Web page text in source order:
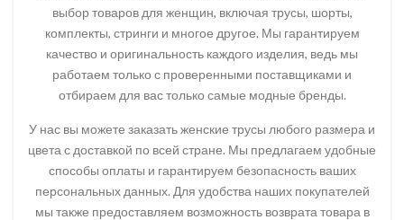
выбор товаров для женщин, включая трусы, шорты,
комплекты, стринги и многое другое. Мы гарантируем
качество и оригинальность каждого изделия, ведь мы
работаем только с проверенными поставщиками и
отбираем для вас только самые модные бренды.
У нас вы можете заказать женские трусы любого размера и
цвета с доставкой по всей стране. Мы предлагаем удобные
способы оплаты и гарантируем безопасность ваших
персональных данных. Для удобства наших покупателей
мы также предоставляем возможность возврата товара в